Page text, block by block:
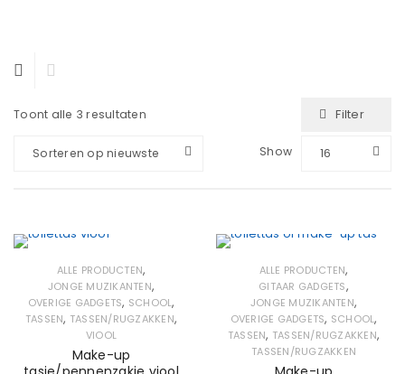
Toont alle 3 resultaten Filter
Sorteren op nieuwste Show 16
ALLE PRODUCTEN,
JONGE MUZIKANTEN,
OVERIGE GADGETS, SCHOOL,
TASSEN, TASSEN/RUGZAKKEN,
VIOOL
Make-up
ALLE PRODUCTEN,
GITAAR GADGETS,
JONGE MUZIKANTEN,
OVERIGE GADGETS, SCHOOL,
TASSEN, TASSEN/RUGZAKKEN,
TASSEN/RUGZAKKEN